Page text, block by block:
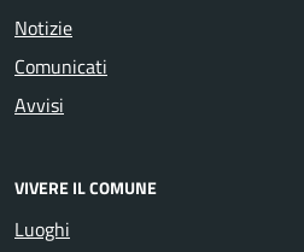
Notizie
Comunicati
Avvisi
VIVERE IL COMUNE
Luoghi